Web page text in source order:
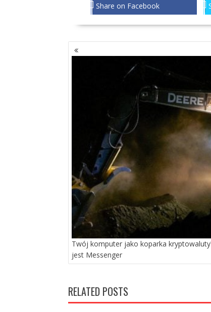
Share on Facebook
NAWIGACJA
PO
Twój komputer jako koparka
jest Messenger
RELATED POSTS